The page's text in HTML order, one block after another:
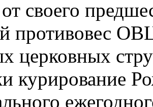
своего
противовес
церковных
курирование